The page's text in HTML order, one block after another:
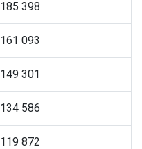
185 398
161 093
149 301
134 586
119 872